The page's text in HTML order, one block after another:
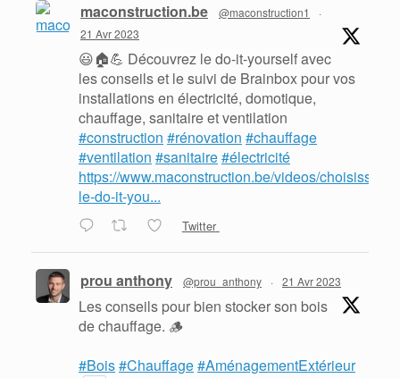
maconstruction.be @maconstruction1
·
21 Avr 2023
😃🏠💪 Découvrez le do-it-yourself avec
les conseils et le suivi de Brainbox pour vos
installations en électricité, domotique,
chauffage, sanitaire et ventilation
#construction #rénovation #chauffage
#ventilation #sanitaire#électricité
https://www.maconstruction.be/videos/choisissez-
le-do-it-you...
Twitter
prou anthony @prou_anthony · 21 Avr 2023
Les conseils pour bien stocker son bois
de chauffage. 🪵
#Bois#Chauffage#AménagementExtérieur